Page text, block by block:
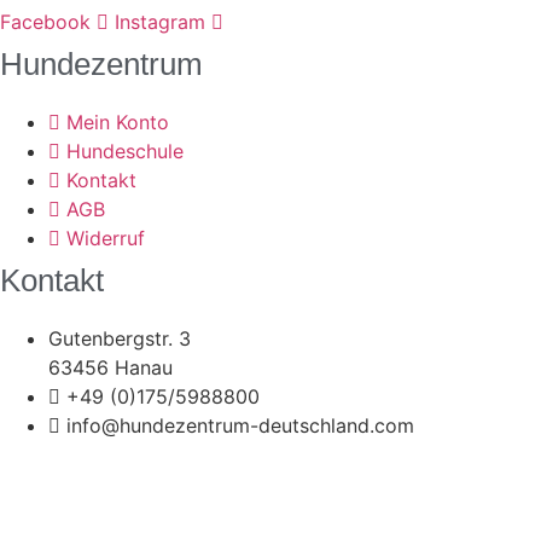
Facebook Instagram
Hundezentrum
Mein Konto
Hundeschule
Kontakt
AGB
Widerruf
Kontakt
Gutenbergstr. 3
63456 Hanau
+49 (0)175/5988800
info@hundezentrum-deutschland.com